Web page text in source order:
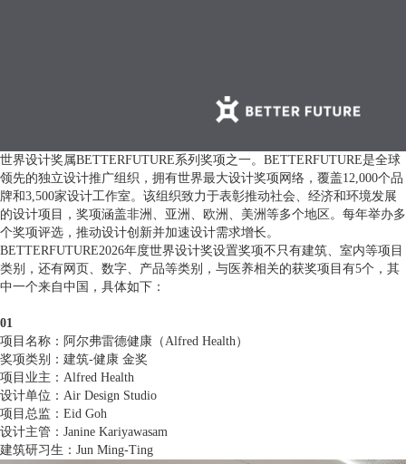
世界设计奖属BETTERFUTURE系列奖项之一。BETTERFUTURE是全球
领先的独立设计推广组织，拥有世界最大设计奖项网络，覆盖12,000个品
牌和3,500家设计工作室。该组织致力于表彰推动社会、经济和环境发展
的设计项目，奖项涵盖非洲、亚洲、欧洲、美洲等多个地区。每年举办多
个奖项评选，推动设计创新并加速设计需求增长。
BETTERFUTURE2026年度世界设计奖设置奖项不只有建筑、室内等项目
类别，还有网页、数字、产品等类别，与医养相关的获奖项目有5个，其
中一个来自中国，具体如下：
01
项目名称：阿尔弗雷德健康（Alfred Health）
奖项类别：建筑-健康 金奖
项目业主：Alfred Health
设计单位：Air Design Studio
项目总监：Eid Goh
设计主管：Janine Kariyawasam
建筑研习生：Jun Ming-Ting